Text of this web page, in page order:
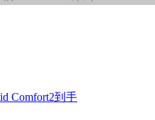
Comfort2到手